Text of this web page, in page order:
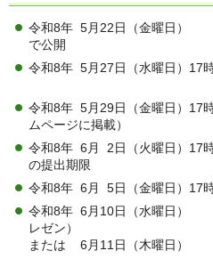
令和8年 5月22日（金曜日
で公開
令和8年 5月27日（水曜日）
令和8年 5月29日（金曜日）17
ムページに掲載）
令和8年 6月 2日（火曜日）17
の提出期限
令和8年 6月 5日（金曜日）17
令和8年 6月10日（水曜日
レゼン）
または 6月11日（木曜日）